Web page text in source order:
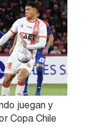
juegan y
Copa Chile